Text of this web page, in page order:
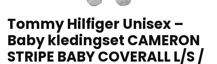
Tommy Hilfiger Unisex –
Baby kledingset CAMERON
STRIPE BABY COVERALL L/S /